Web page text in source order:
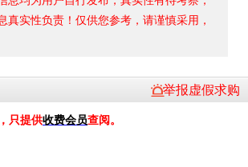
真实性负责！仅供您参考，请谨慎采用，
举报虚假求购
只提供收费会员查阅。